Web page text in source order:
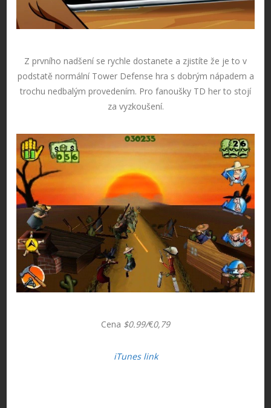
Z prvního nadšení se rychle dostanete a zjistíte že je to v
podstatě normální Tower Defense hra s dobrým nápadem a
trochu nedbalým provedením. Pro fanoušky TD her to stojí
za vyzkoušení.
Cena $0.99/€0,79
iTunes link